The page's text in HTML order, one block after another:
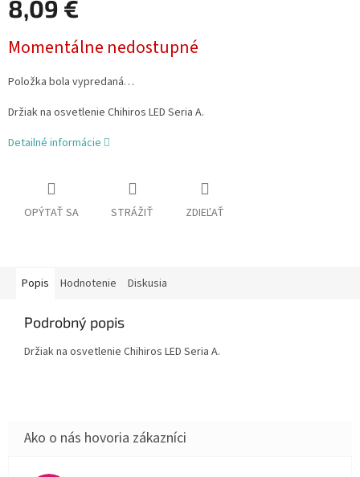
8,09 €
cena:
Momentálne nedostupné
Položka bola vypredaná…
Držiak na osvetlenie Chihiros LED Seria A.
Detailné informácie
OPÝTAŤ SA STRÁŽIŤ ZDIEĽAŤ
Popis Hodnotenie Diskusia
Podrobný popis
Držiak na osvetlenie Chihiros LED Seria A.